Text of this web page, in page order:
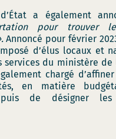
a également
pour trouver
Annoncé pour février
d’élus locaux et
services du ministère de
chargé
en matière
puis de désigner